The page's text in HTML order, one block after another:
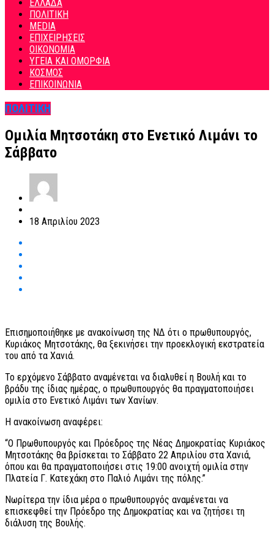
ΕΛΛΑΔΑ
ΠΟΛΙΤΙΚΗ
MEDIA
ΕΠΙΧΕΙΡΗΣΕΙΣ
ΟΙΚΟΝΟΜΙΑ
ΥΓΕΙΑ ΚΑΙ ΟΜΟΡΦΙΑ
ΚΟΣΜΟΣ
ΕΠΙΚΟΙΝΩΝΙΑ
ΠΟΛΙΤΙΚΗ
Ομιλία Μητσοτάκη στο Ενετικό Λιμάνι το
Σάββατο
18 Απριλίου 2023
Επισημοποιήθηκε με ανακοίνωση της ΝΔ ότι ο πρωθυπουργός,
Κυριάκος Μητσοτάκης, θα ξεκινήσει την προεκλογική εκστρατεία
του από τα Χανιά.
Το ερχόμενο Σάββατο αναμένεται να διαλυθεί η Βουλή και το
βράδυ της ίδιας ημέρας, ο πρωθυπουργός θα πραγματοποιήσει
ομιλία στο Ενετικό Λιμάνι των Χανίων.
Η ανακοίνωση αναφέρει:
“Ο Πρωθυπουργός και Πρόεδρος της Νέας Δημοκρατίας Κυριάκος
Μητσοτάκης θα βρίσκεται το Σάββατο 22 Απριλίου στα Χανιά,
όπου και θα πραγματοποιήσει στις 19:00 ανοιχτή ομιλία στην
Πλατεία Γ. Κατεχάκη στο Παλιό Λιμάνι της πόλης.”
Νωρίτερα την ίδια μέρα ο πρωθυπουργός αναμένεται να
επισκεφθεί την Πρόεδρο της Δημοκρατίας και να ζητήσει τη
διάλυση της Βουλής.